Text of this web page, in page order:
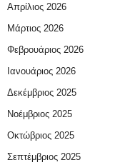
Απρίλιος 2026
Μάρτιος 2026
Φεβρουάριος 2026
Ιανουάριος 2026
Δεκέμβριος 2025
Νοέμβριος 2025
Οκτώβριος 2025
Σεπτέμβριος 2025